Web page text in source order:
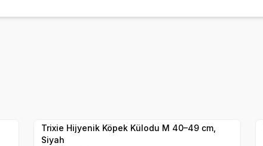
Trixie Hijyenik Köpek Külodu M 40–49 cm,
Siyah